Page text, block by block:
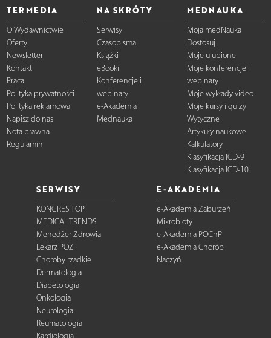
TERMEDIA
O Wydawnictwie
Oferty
Newsletter
Kontakt
Praca
Polityka prywatności
Polityka reklamowa
Napisz do nas
Nota prawna
Regulamin
NA SKRÓTY
Serwisy
Czasopisma
Książki
eBooki
Konferencje i
webinary
e-Akademia
Mednauka
MEDNAUKA
Moja medNauka
Dostosuj
Moje ulubione
Moje konferencje i
webinary
Moje wykłady video
Moje kursy i quizy
Wytyczne
Artykuły naukowe
Kalkulatory
Klasyfikacja ICD-9
Klasyfikacja ICD-10
SERWISY
KONGRES TOP
MEDICAL TRENDS
Menedżer Zdrowia
Lekarz POZ
Choroby rzadkie
Dermatologia
Diabetologia
Onkologia
Neurologia
Reumatologia
E-AKADEMIA
e-Akademia Zaburzeń
Mikrobioty
e-Akademia POChP
e-Akademia Chorób
Naczyń